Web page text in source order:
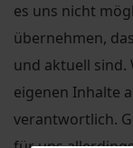
es uns nicht
übernehmen,
und aktuell sind.
eigenen Inhalte
verantwortlich.